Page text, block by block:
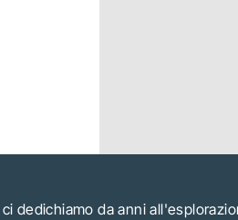
dedichiamo da anni